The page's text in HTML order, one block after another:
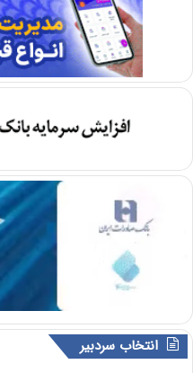
انتخاب سردبیر